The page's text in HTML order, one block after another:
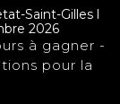
Saint-Gilles l
2026
à gagner -
pour la